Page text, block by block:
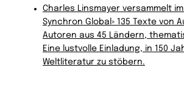
Charles Linsmayer versammelt im
Synchron Global» 135 Texte von
Autoren aus 45 Ländern,
Eine lustvolle Einladung, in 150
Weltliteratur zu stöbern.